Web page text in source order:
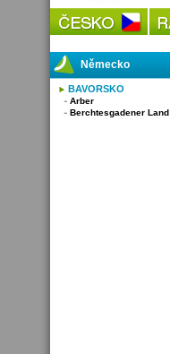
Německo
BAVORSKO
Arber
Berchtesgadener Land